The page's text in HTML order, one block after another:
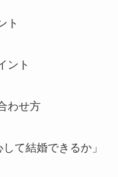
ト
ント
わせ方
て結婚できるか」